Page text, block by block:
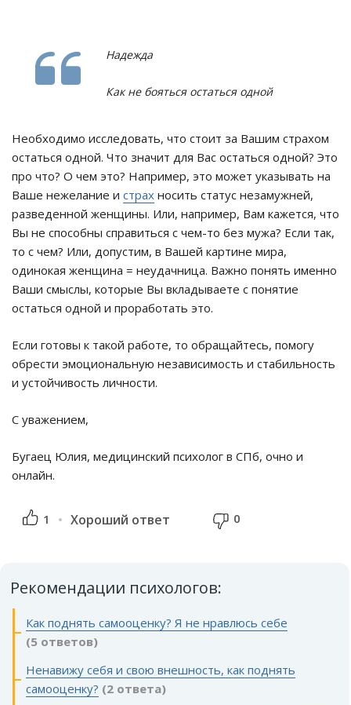
Надежда
Как не бояться остаться одной
Необходимо исследовать, что стоит за Вашим страхом
остаться одной. Что значит для Вас остаться одной? Это
про что? О чем это? Например, это может указывать на
Ваше нежелание и страх носить статус незамужней,
разведенной женщины. Или, например, Вам кажется, что
Вы не способны справиться с чем-то без мужа? Если так,
то с чем? Или, допустим, в Вашей картине мира,
одинокая женщина = неудачница. Важно понять именно
Ваши смыслы, которые Вы вкладываете с понятие
остаться одной и проработать это.
Если готовы к такой работе, то обращайтесь, помогу
обрести эмоциональную независимость и стабильность
и устойчивость личности.
С уважением,
Бугаец Юлия, медицинский психолог в СПб, очно и
онлайн.
1 Хороший ответ 0
Рекомендации психологов:
Как поднять самооценку? Я не нравлюсь себе
(5 ответов)
Ненавижу себя и свою внешность, как поднять
самооценку? (2 ответа)